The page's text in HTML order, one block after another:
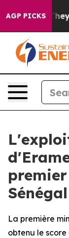
AGP PICKSThey Exist
Sénégal
La première
obtenu le